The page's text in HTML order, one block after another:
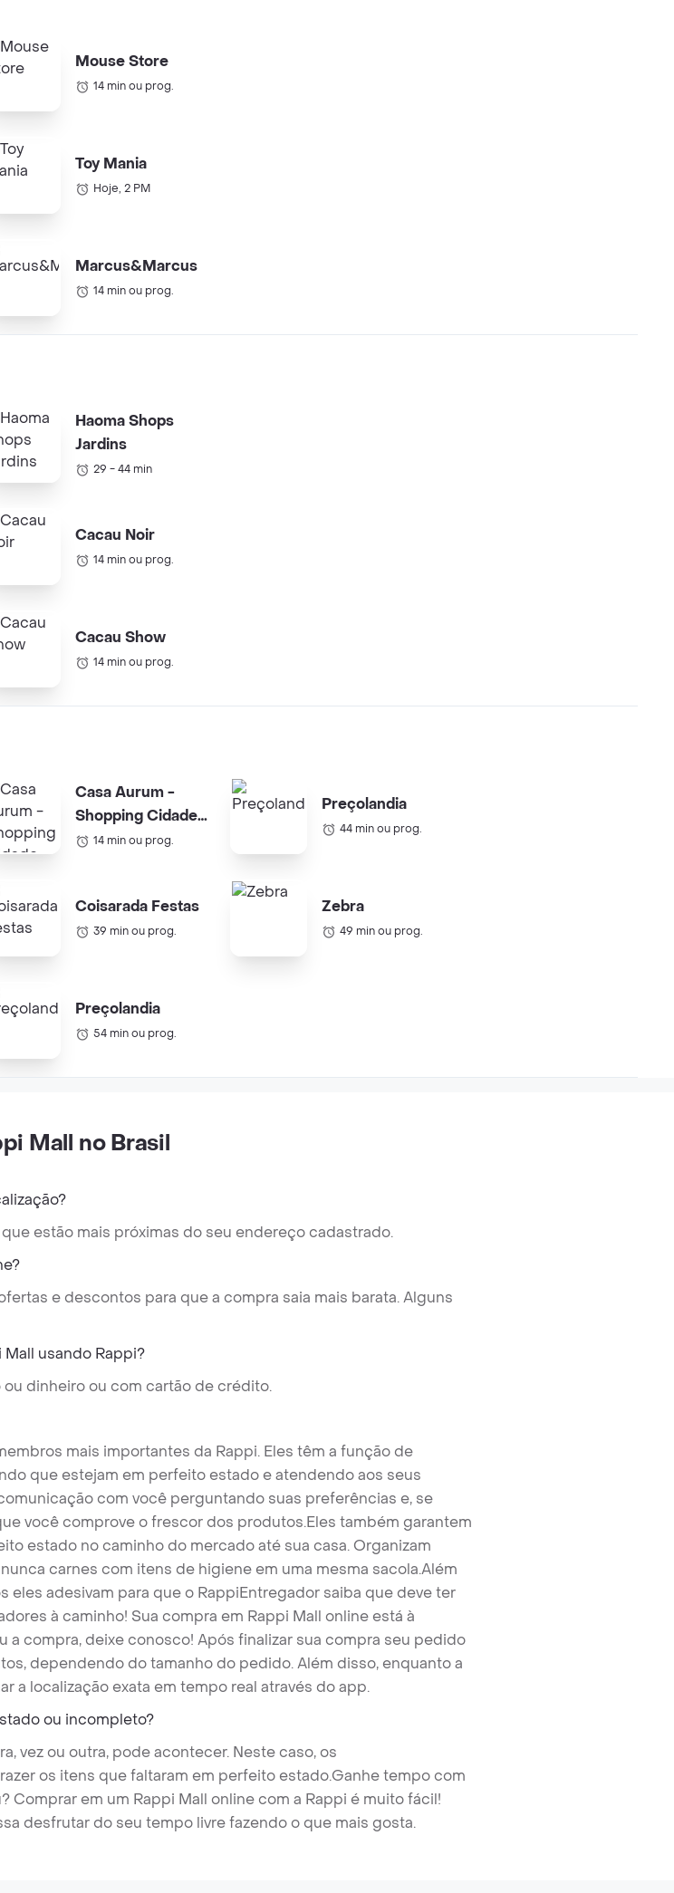
Mouse Store
14 min ou prog.
Toy Mania
Hoje, 2 PM
Marcus&Marcus
14 min ou prog.
Haoma Shops
Jardins
29 - 44 min
Cacau Noir
14 min ou prog.
Cacau Show
14 min ou prog.
Casa Aurum -
Shopping Cidade
SP14 min ou prog.
Coisarada Festas
39 min ou prog.
Preçolandia
54 min ou prog.
Preçolandia
44 min ou prog.
Zebra
49 min ou prog.
Mall no Brasil
estão mais próximas do seu endereço cadastrado.
e descontos para que a compra saia mais barata. Alguns
usando Rappi?
dinheiro ou com cartão de crédito.
mais importantes da Rappi. Eles têm a função de
que estejam em perfeito estado e atendendo aos seus
com você perguntando suas preferências e, se
você comprove o frescor dos produtos.Eles também garantem
estado no caminho do mercado até sua casa. Organizam
carnes com itens de higiene em uma mesma sacola.Além
adesivam para que o RappiEntregador saiba que deve ter
à caminho! Sua compra em Rappi Mall online está à
a compra, deixe conosco! Após finalizar sua compra seu pedido
dependendo do tamanho do pedido. Além disso, enquanto a
a localização exata em tempo real através do app.
ou incompleto?
vez ou outra, pode acontecer. Neste caso, os
os itens que faltaram em perfeito estado.Ganhe tempo com
Comprar em um Rappi Mall online com a Rappi é muito fácil!
desfrutar do seu tempo livre fazendo o que mais gosta.